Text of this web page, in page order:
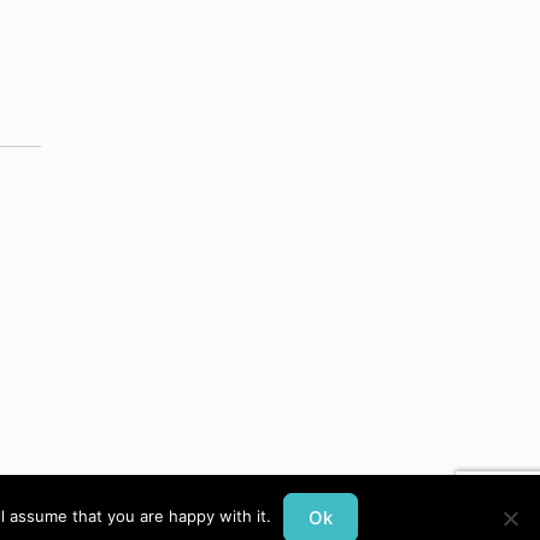
that you are happy with it. Ok